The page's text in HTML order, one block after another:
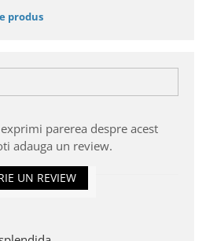
produs
parerea despre acest
adauga un review.
UN REVIEW